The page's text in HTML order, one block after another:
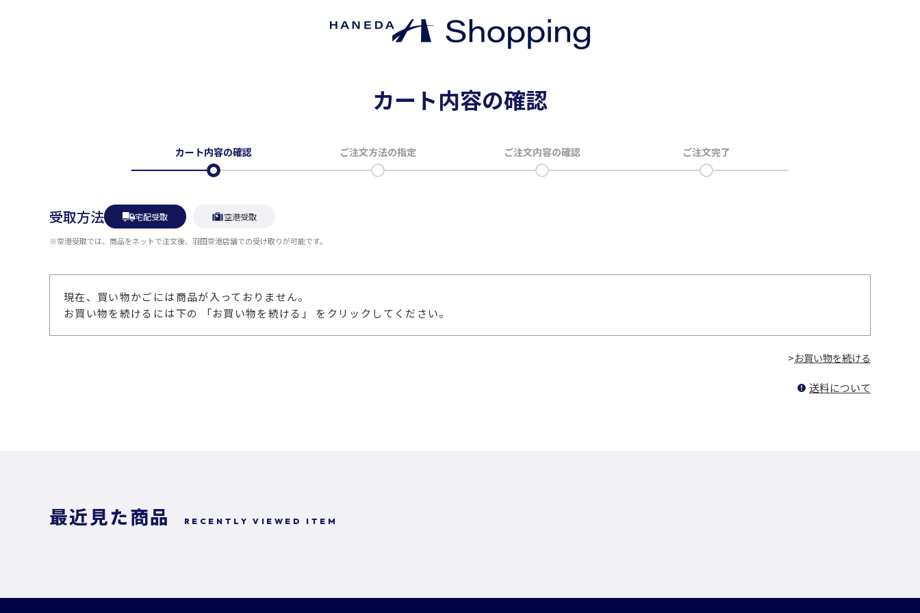
カート内容の確認
カート内容の確認 ご注文方法の指定 ご注文内容の確認 ご注文完了
受取方法 宅配受取 空港受取
※空港受取では、商品をネットで注文後、羽田空港店舗での受け取りが可能です。
現在、買い物かごには商品が入っておりません。
お買い物を続けるには下の 「お買い物を続ける」 をクリックしてください。
>
！ 送料について
最近見た商品 RECENTLY VIEWED ITEM